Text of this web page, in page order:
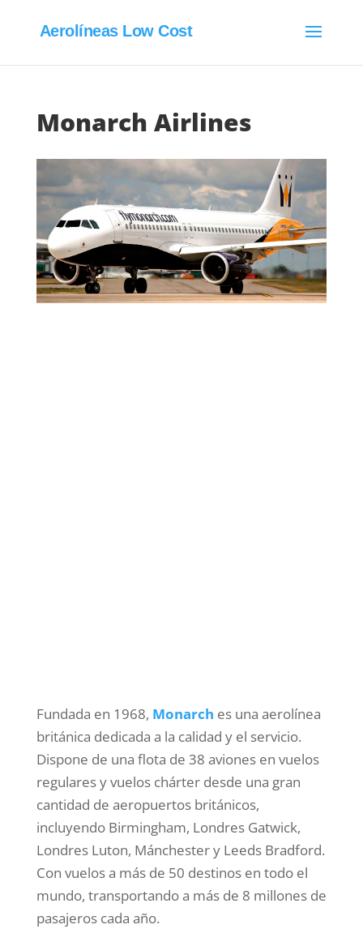
Aerolíneas Low Cost
Monarch Airlines
Fundada en 1968, Monarch es una aerolínea
británica dedicada a la calidad y el servicio.
Dispone de una flota de 38 aviones en vuelos
regulares y vuelos chárter desde una gran
cantidad de aeropuertos británicos,
incluyendo Birmingham, Londres Gatwick,
Londres Luton, Mánchester y Leeds Bradford.
Con vuelos a más de 50 destinos en todo el
mundo, transportando a más de 8 millones de
pasajeros cada año.